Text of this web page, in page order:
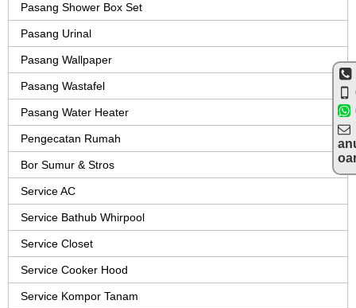
Pasang Shower Box Set
Pasang Urinal
Pasang Wallpaper
Pasang Wastafel
Pasang Water Heater
Pengecatan Rumah
Bor Sumur & Stros
Service AC
Service Bathub Whirpool
Service Closet
Service Cooker Hood
Service Kompor Tanam